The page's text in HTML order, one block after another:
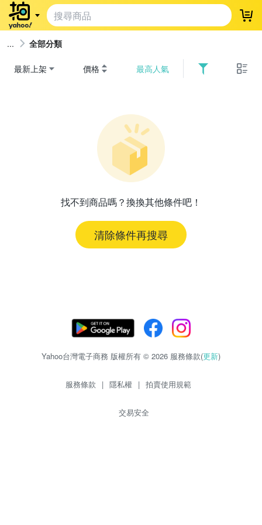
登
全部分類
最新上架 價格 最高人氣
找不到商品嗎？換換其他條件吧！
清除條件再搜尋
Yahoo台灣電子商務 版權所有 © 2026 服務條款(更新)
服務條款 | 隱私權 | 拍賣使用規範
交易安全